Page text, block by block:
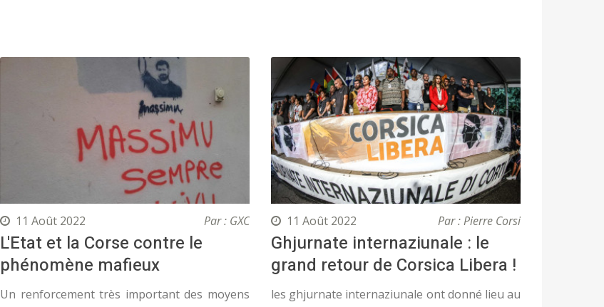
11 Août 2022 Par : GXC
L'Etat et la Corse contre le
phénomène mafieux
Un renforcement très important des moyens
11 Août 2022 Par : Pierre Corsi
Ghjurnate internaziunale : le
grand retour de Corsica Libera !
les ghjurnate internaziunale ont donné lieu au